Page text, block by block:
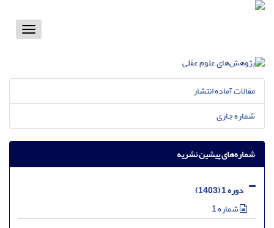
Toggle
مقالات آماده انتشار
شماره جاری
شماره‌های پیشین نشریه
دوره 1 (1403)
شماره 1